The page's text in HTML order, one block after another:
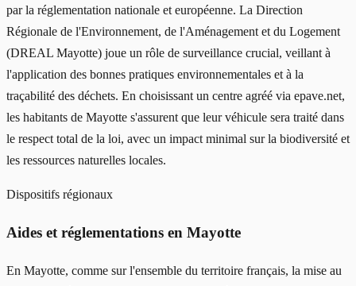
par la réglementation nationale et européenne. La Direction
Régionale de l'Environnement, de l'Aménagement et du Logement
(DREAL Mayotte) joue un rôle de surveillance crucial, veillant à
l'application des bonnes pratiques environnementales et à la
traçabilité des déchets. En choisissant un centre agréé via epave.net,
les habitants de Mayotte s'assurent que leur véhicule sera traité dans
le respect total de la loi, avec un impact minimal sur la biodiversité et
les ressources naturelles locales.
Dispositifs régionaux
Aides et réglementations en Mayotte
En Mayotte, comme sur l'ensemble du territoire français, la mise au